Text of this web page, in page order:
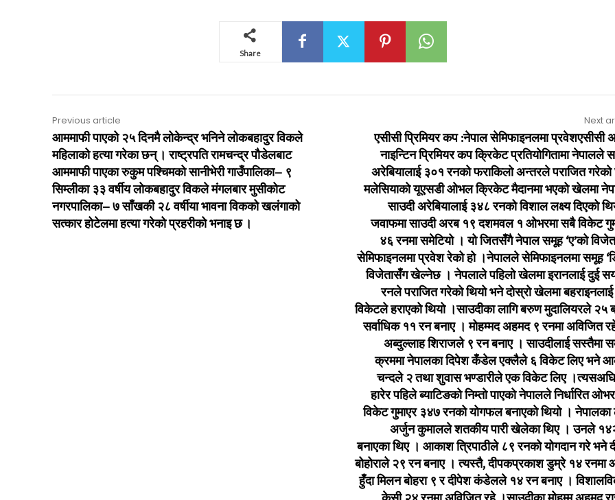
Share
Previous article
आममाफी पाएको २५ दिनमै लोकेन्द्र भनिने लोकबहादुर विकले
महिलाको हत्या गरेका छन् । राष्ट्रपति रामचन्द्र पौडेलबाट
आममाफी पाएका रुकुम पश्चिमको सानीभेरी गाउँपालिका– ९
सिम्लीका ३३ वर्षीय लोकबहादुर विकले मंगलबार मुसीकोट
नगरपालिका– ७ साँखकी २८ वर्षीया भावना विकको खलंगाको
सत्कार होटेलमा हत्या गरेको प्रहरीको भनाइ छ ।
Next
एसीसी प्रिमियर कप :नेपाल सेमिफाइनलमा प्रवेशएसीसी
नाइन्टिन प्रिमियर कप क्रिकेट प्रतियोगितामा नेपालले
अरेबियालाई ३०१ रनको फराकिलो अन्तरले पराजित
मलेसियाको यूएसडी ओभल क्रिकेट मैदानमा भएको खेलमा
साउदी अरेबियालाई ३४८ रनको विशाल लक्ष्य दिएको
जवाफमा साउदी अरब १९ दशमवल १ ओभरमा सबै विकेट
४६ रनमा समेटियो । यो जितसँगै नेपाल समूह ‘ए’को
सेमिफाइनलमा प्रवेश रेको हो ।नेपालले सेमिफाइनलमा समूह
विजेतासँग खेल्नेछ । नेपलाले पहिलो खेलमा इरानलाई दुई
रनले पराजित गरेको थियो भने दोस्रो खेलमा
विकेटले हराएको थियो ।साउदीका लागि बरुण मुदालियरले २५
सर्वाधिक ११ रन बनाए । मोहम्मद अहमद ९ रनमा अविजित
अब्दुल्लाह शिराजले ९ रन बनाए । साउदीलाई सस्तैमा
क्रममा नेपालका दिपेश कँडेल एक्लैले ६ विकेट लिए भने
चन्दले २ तथा शुवास भण्डारीले एक विकेट लिए
हारेर पहिले ब्याटिङको निम्तो पाएको नेपालले निर्धारित
विकेट गुमाएर ३४७ रनको योगफल बनाएको थियो । नेपालका
अर्जुन कुमालले शतकीय पारी खेलेका थिए । उनले
बनाएका थिए । आकाश त्रिपाठीले ८९ रनको योगदान गरे भने
बोहोराले २९ रन बनाए । त्यस्तै, दीपकप्रकाश डुम्रे १४
हुँदा मिलन बोहरा ९ र दीपेश कंडेलले १४ रन बनाए ।